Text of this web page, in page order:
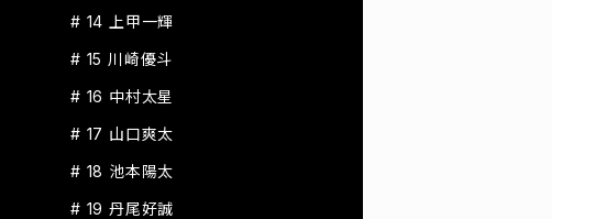
# 14 上甲一輝
# 15 川崎優斗
# 16 中村太星
# 17 山口爽太
# 18 池本陽太
# 19 丹尾好誠